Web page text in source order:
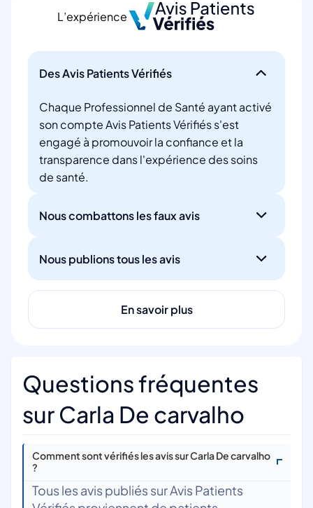
L’expérience
Des Avis Patients Vérifiés
Chaque Professionnel de Santé ayant activé
son compte Avis Patients Vérifiés s'est
engagé à promouvoir la confiance et la
transparence dans l'expérience des soins
de santé.
Nous combattons les faux avis
Nous publions tous les avis
En savoir plus
Questions fréquentes
sur Carla De carvalho
Comment sont vérifiés les avis sur Carla De carvalho
?
Tous les avis publiés sur Avis Patients